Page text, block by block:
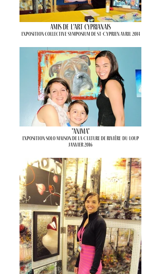
Amis de l’art cyprianais
Exposition collective Symposium de St-Cyprien Avril 2014
"Anima"
Exposition solo Maison de la Culture de Rivière-du-Loup
Janvier 2016